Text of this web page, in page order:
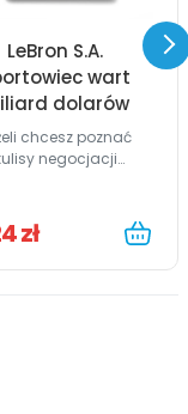
LeBron S.A.
wart
dolarów
chcesz poznać
negocjacji
zł